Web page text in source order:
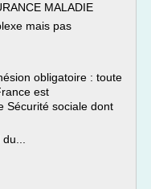
MALADIE
mais pas
obligatoire : toute
est
Sécurité sociale dont